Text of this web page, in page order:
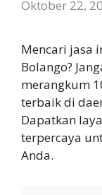
Oktober 22,
Mencari jasa
Bolango?
merangkum
terbaik di
Dapatkan
terpercaya
Anda.